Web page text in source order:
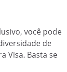
você pode
de
Visa. Basta se